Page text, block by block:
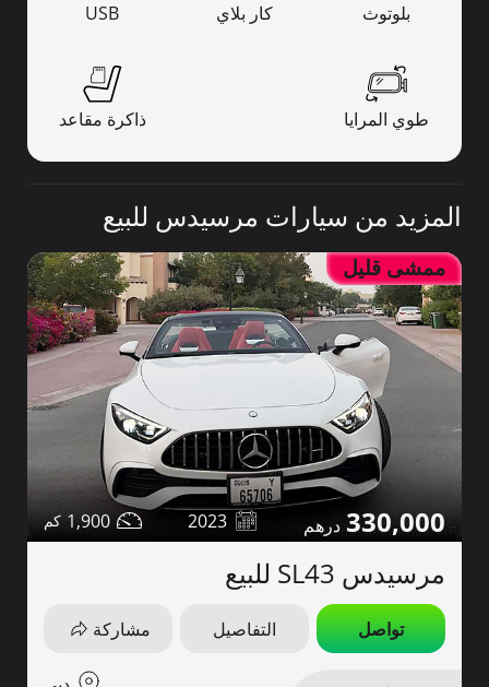
بلوتوث كار بلاي USB
طوي المرايا ذاكرة مقاعد
المزيد من سيارات مرسيدس للبيع
ممشى قليل
330,000
2023
1,900
مرسيدس SL43 للبيع
تواصل التفاصيل مشاركة